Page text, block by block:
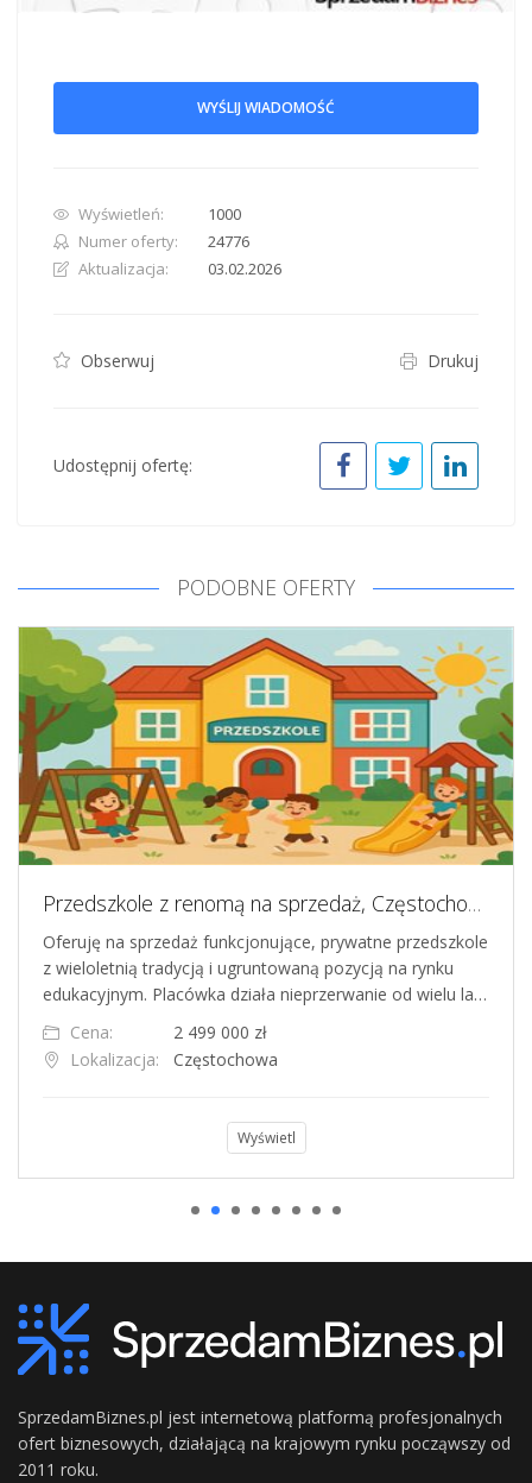
WYŚLIJ WIADOMOŚĆ
Wyświetleń:
1000
Numer oferty:
24776
Aktualizacja:
03.02.2026
Obserwuj Drukuj
Udostępnij ofertę:
PODOBNE OFERTY
Przedszkole z renomą na sprzedaż, Częstochowa
Oferuję na sprzedaż funkcjonujące, prywatne przedszkole
z wieloletnią tradycją i ugruntowaną pozycją na rynku
edukacyjnym. Placówka działa nieprzerwanie od wielu la…
Cena:
2 499 000 zł
Lokalizacja:
Częstochowa
Wyświetl
SprzedamBiznes.pl jest internetową platformą profesjonalnych
ofert biznesowych, działającą na krajowym rynku począwszy od
2011 roku.